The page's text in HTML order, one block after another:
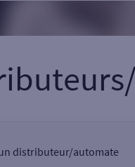
distributeur/automate